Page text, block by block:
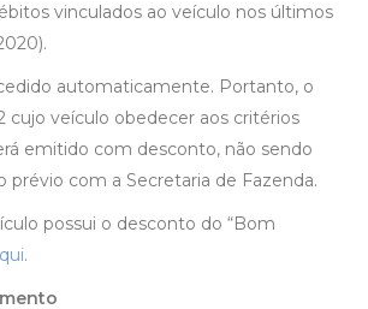
vinculados ao veículo nos últimos
automaticamente. Portanto, o
cujo veículo obedecer aos critérios
emitido com desconto, não sendo
prévio com a Secretaria de Fazenda.
possui o desconto do “Bom
.